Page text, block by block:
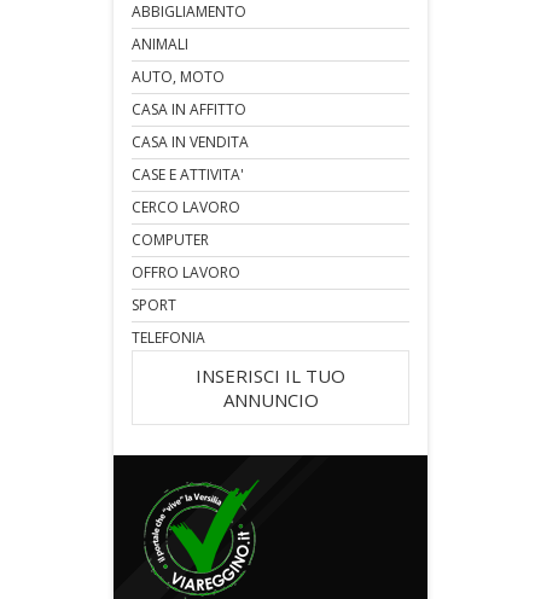
ABBIGLIAMENTO
ANIMALI
AUTO, MOTO
CASA IN AFFITTO
CASA IN VENDITA
CASE E ATTIVITA'
CERCO LAVORO
COMPUTER
OFFRO LAVORO
SPORT
TELEFONIA
INSERISCI IL TUO
ANNUNCIO